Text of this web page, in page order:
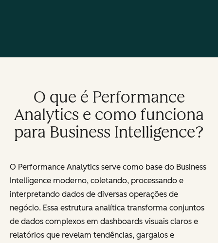
O que é Performance
Analytics e como funciona
para Business Intelligence?
O Performance Analytics serve como base do Business
Intelligence moderno, coletando, processando e
interpretando dados de diversas operações de
negócio. Essa estrutura analítica transforma conjuntos
de dados complexos em dashboards visuais claros e
relatórios que revelam tendências, gargalos e